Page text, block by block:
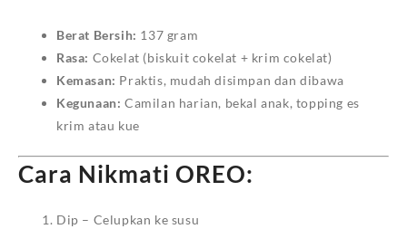
Berat Bersih: 137 gram
Rasa: Cokelat (biskuit cokelat + krim cokelat)
Kemasan: Praktis, mudah disimpan dan dibawa
Kegunaan: Camilan harian, bekal anak, topping es
krim atau kue
Cara Nikmati OREO:
Dip – Celupkan ke susu